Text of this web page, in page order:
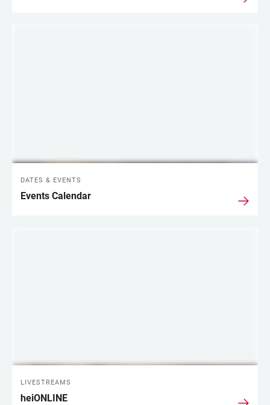
DATES & EVENTS
Events Calendar
LIVESTREAMS
heiONLINE